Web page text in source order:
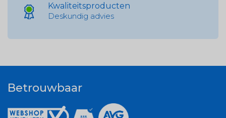
Kwaliteitsproducten
Deskundig advies
Betrouwbaar